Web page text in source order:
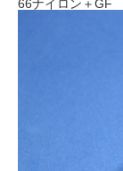
66ナイロン＋GF